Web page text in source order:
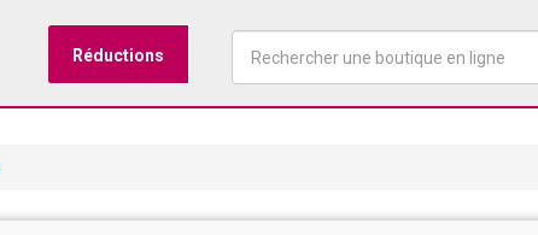
Réductions